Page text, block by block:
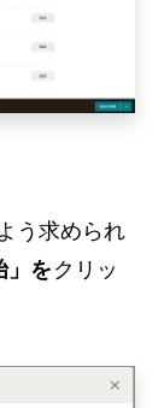
う求められ
」をクリッ